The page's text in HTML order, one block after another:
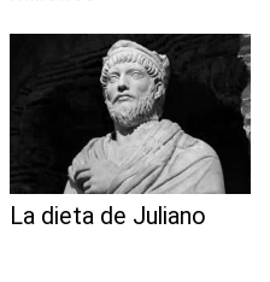
La dieta de Juliano